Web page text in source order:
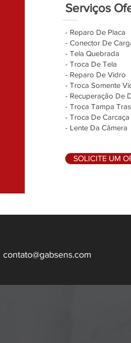
Serviços
- Reparo De Placa
- Conector De
- Tela Quebrada
- Troca De Tela
- Reparo De Vidro
- Troca Somente
- Recuperação De
- Troca Tampa
- Troca De Carcaça
- Lente Da Câmera
SOLICITE UM
contato@gabsens.com